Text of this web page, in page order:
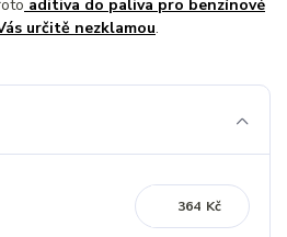
aditiva do paliva pro benzínové
určitě nezklamou.
Kč